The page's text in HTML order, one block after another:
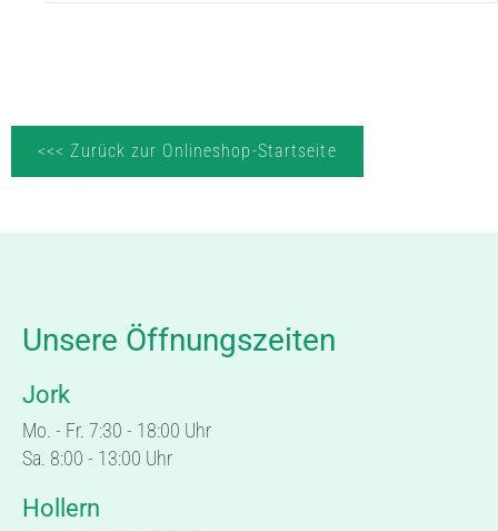
<<< Zurück zur Onlineshop-Startseite
Unsere Öffnungszeiten
Jork
Mo. - Fr. 7:30 - 18:00 Uhr
Sa. 8:00 - 13:00 Uhr
Hollern